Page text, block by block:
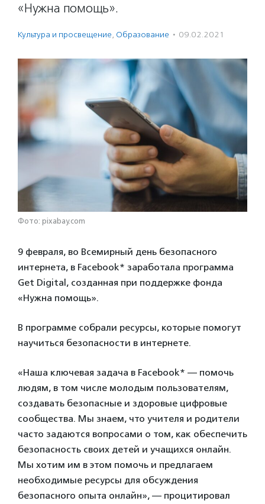
«Нужна помощь».
Культура и просвещение, Образование · 09.02.2021
Фото: pixabay.com
9 февраля, во Всемирный день безопасного
интернета, в Facebook* заработала программа
Get Digital, созданная при поддержке фонда
«Нужна помощь».
В программе собрали ресурсы, которые помогут
научиться безопасности в интернете.
«Наша ключевая задача в Facebook* — помочь
людям, в том числе молодым пользователям,
создавать безопасные и здоровые цифровые
сообщества. Мы знаем, что учителя и родители
часто задаются вопросами о том, как обеспечить
безопасность своих детей и учащихся онлайн.
Мы хотим им в этом помочь и предлагаем
необходимые ресурсы для обсуждения
безопасного опыта онлайн», — процитировал